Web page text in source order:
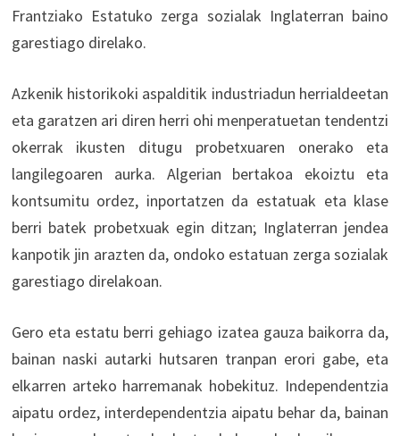
Frantziako Estatuko zerga sozialak Inglaterran baino
garestiago direlako.
Azkenik historikoki aspalditik industriadun herrialdeetan
eta garatzen ari diren herri ohi menperatuetan tendentzi
okerrak ikusten ditugu probetxuaren onerako eta
langilegoaren aurka. Algerian bertakoa ekoiztu eta
kontsumitu ordez, inportatzen da estatuak eta klase
berri batek probetxuak egin ditzan; Inglaterran jendea
kanpotik jin arazten da, ondoko estatuan zerga sozialak
garestiago direlakoan.
Gero eta estatu berri gehiago izatea gauza baikorra da,
bainan naski autarki hutsaren tranpan erori gabe, eta
elkarren arteko harremanak hobekituz. Independentzia
aipatu ordez, interdependentzia aipatu behar da, bainan